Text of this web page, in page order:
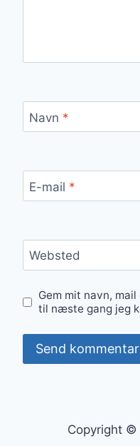
Navn *
E-mail *
Websted
Gem mit navn,
til næste gang jeg
Copyright ©